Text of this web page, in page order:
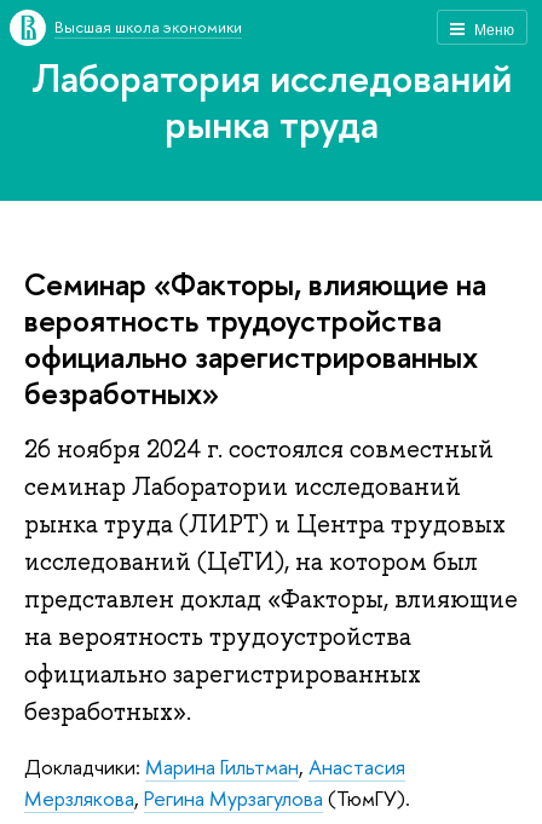
Меню
Высшая школа экономики
Лаборатория исследований
рынка труда
Семинар «Факторы, влияющие на
вероятность трудоустройства
официально зарегистрированных
безработных»
26 ноября 2024 г. состоялся совместный
семинар Лаборатории исследований
рынка труда (ЛИРТ) и Центра трудовых
исследований (ЦеТИ), на котором был
представлен доклад «Факторы, влияющие
на вероятность трудоустройства
официально зарегистрированных
безработных».
Докладчики: Марина Гильтман, Анастасия
Мерзлякова, Регина Мурзагулова (ТюмГУ).